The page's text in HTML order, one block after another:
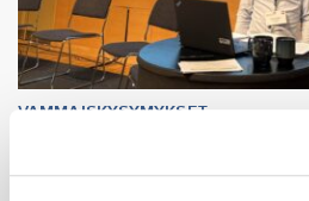
VAMMAISKYSYMYKSET